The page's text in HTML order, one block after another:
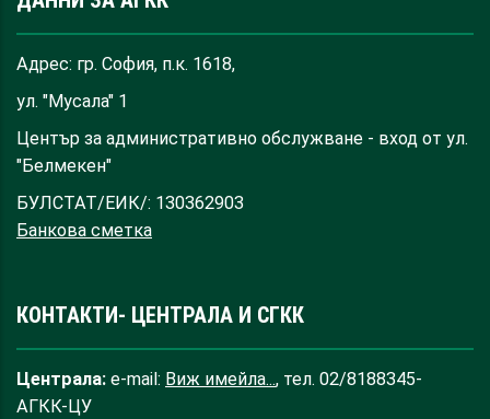
Адрес: гр. София, п.к. 1618,
ул. "Мусала" 1
Център за административно обслужване - вход от ул.
"Белмекен"
БУЛСТАТ/ЕИК/: 130362903
Банкова сметка
КОНТАКТИ- ЦЕНТРАЛА И СГКК
Централа: e-mail: Виж имейла..., тел. 02/8188345-
АГКК-ЦУ